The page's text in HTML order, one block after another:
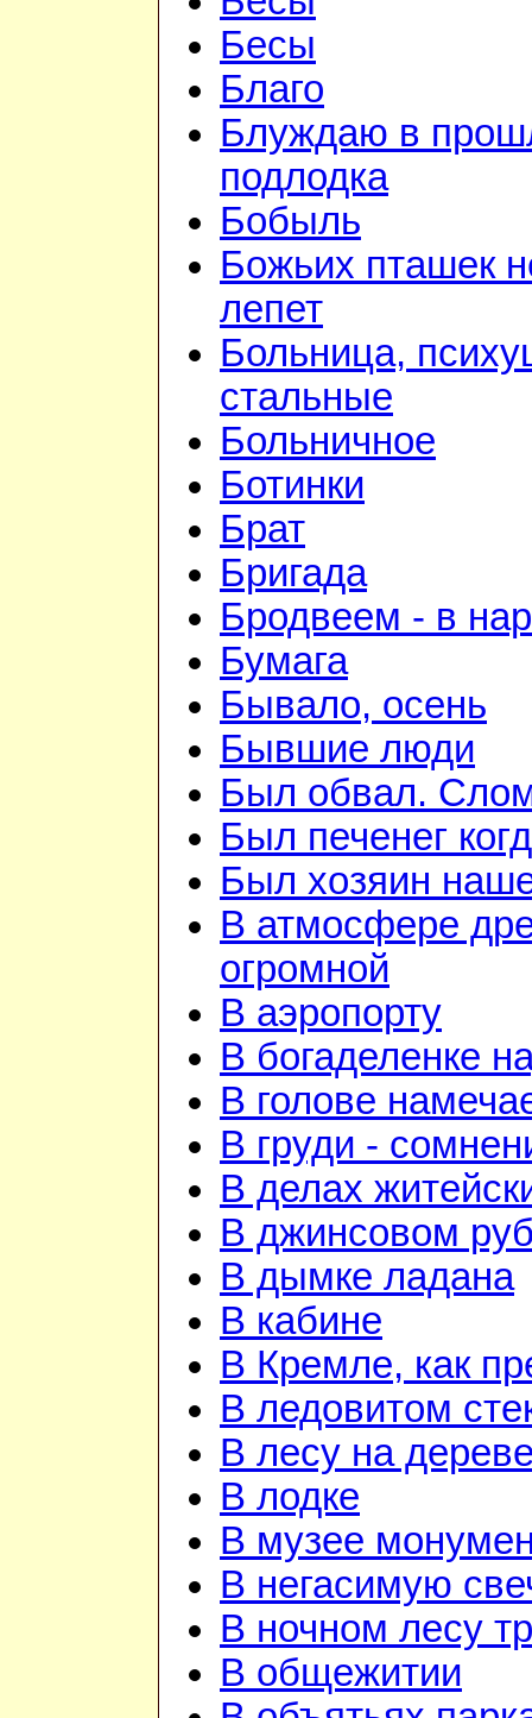
Бесы
Благо
Блуждаю в
подлодка
Бобыль
Божьих пташек
лепет
Больница,
стальные
Больничное
Ботинки
Брат
Бригада
Бродвеем - в
Бумага
Бывало, осень
Бывшие люди
Был обвал.
Был печенег
Был хозяин
В атмосфере
огромной
В аэропорту
В богаделенке
В голове
В груди -
В делах
В джинсовом
В дымке ладана
В кабине
В Кремле, как
В ледовитом
В лесу на
В лодке
В музее
В негасимую
В ночном лесу
В общежитии